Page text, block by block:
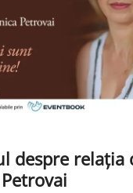
despre relația